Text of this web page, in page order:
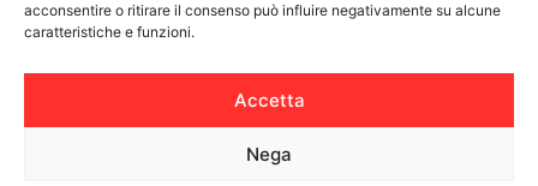
acconsentire o ritirare il consenso può influire negativamente su alcune
caratteristiche e funzioni.
Accetta
Nega
MIX ZONE